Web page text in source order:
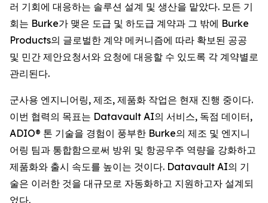
러 기회에 대응하는 솔루션 설계 및 생산을 맡았다. 모든 기
회는 Burke가 맺은 도급 및 하도급 계약과 그 밖에 Burke
Products의 글로벌한 계약 메커니즘에 따라 확보된 공공
및 민간 제안요청서와 요청에 대응할 수 있도록 각 계약별로
관리된다.
군사용 엔지니어링, 제조, 제품화 작업은 현재 진행 중이다.
이번 협력의 목표는 Datavault AI의 서비스, 독점 데이터,
ADIO® 톤 기술을 경험이 풍부한 Burke의 제조 및 엔지니
어링 팀과 통합함으로써 방위 및 항공우주 역량을 강화하고
제품화와 출시 속도를 높이는 것이다. Datavault AI의 기
술은 이러한 것을 대규모로 자동화하고 지원하고자 설계되
었다.